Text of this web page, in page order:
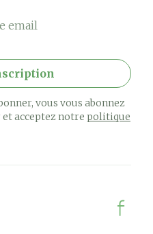
vous vous abonnez
acceptez notrepolitique